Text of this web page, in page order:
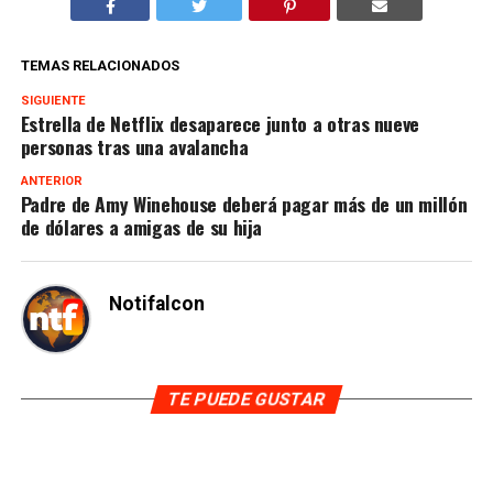
TEMAS RELACIONADOS
SIGUIENTE
Estrella de Netflix desaparece junto a otras nueve
personas tras una avalancha
ANTERIOR
Padre de Amy Winehouse deberá pagar más de un millón
de dólares a amigas de su hija
Notifalcon
TE PUEDE GUSTAR